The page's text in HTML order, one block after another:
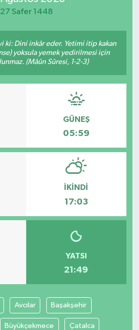
27 Safer 1448
ki: Dini inkâr eder. Yetimi itip kakan
yoksula yemek yedirilmesi için
(Mâûn Sûresi, 1-2-3)
GÜNEŞ
05:59
İKINDI
17:03
YATSI
21:49
Avcılar Başakşehir
Büyükçekmece Çatalca